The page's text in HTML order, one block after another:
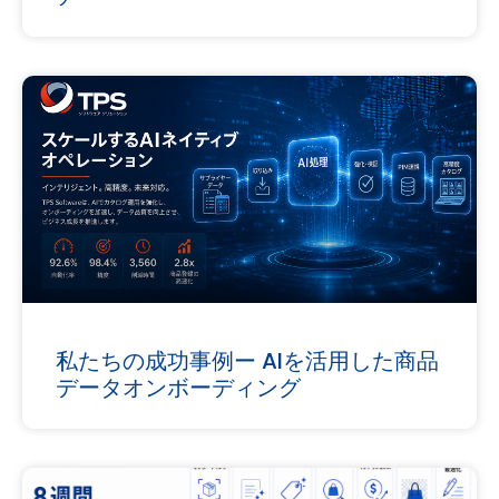
私たちの成功事例ー AIを活用した商品
データオンボーディング